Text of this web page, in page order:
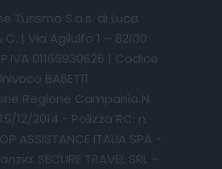
Turismo S.a.s. di Luca
| Via Agilulfo 1 – 82100
P.IVA 01166930626 | Codice
BA6ET11
Regione Campania N.
12/2014 - Polizza RC: n.
ASSISTANCE ITALIA SPA -
SECURE TRAVEL SRL –